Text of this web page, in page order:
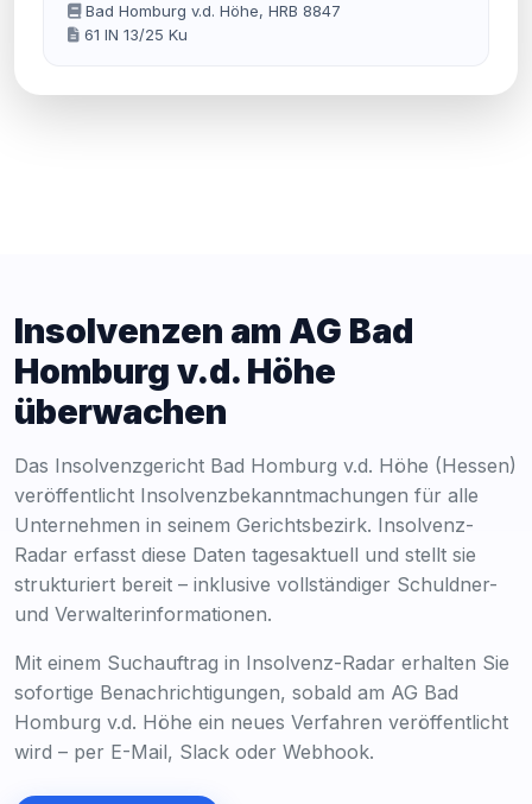
Bad Homburg v.d. Höhe, HRB 8847
61 IN 13/25 Ku
Insolvenzen am AG Bad
Homburg v.d. Höhe
überwachen
Das Insolvenzgericht Bad Homburg v.d. Höhe (Hessen)
veröffentlicht Insolvenzbekanntmachungen für alle
Unternehmen in seinem Gerichtsbezirk. Insolvenz-
Radar erfasst diese Daten tagesaktuell und stellt sie
strukturiert bereit – inklusive vollständiger Schuldner-
und Verwalterinformationen.
Mit einem Suchauftrag in Insolvenz-Radar erhalten Sie
sofortige Benachrichtigungen, sobald am AG Bad
Homburg v.d. Höhe ein neues Verfahren veröffentlicht
wird – per E-Mail, Slack oder Webhook.